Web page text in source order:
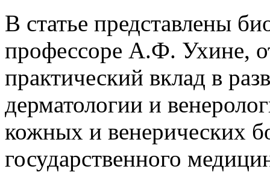
В статье представлены
профессоре А.Ф. Ухине,
практический вклад в
дерматологии и
кожных и венерических
государственного